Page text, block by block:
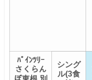
ﾊﾟｲﾝﾂﾘｰ
さくらん
シング
ル(3食